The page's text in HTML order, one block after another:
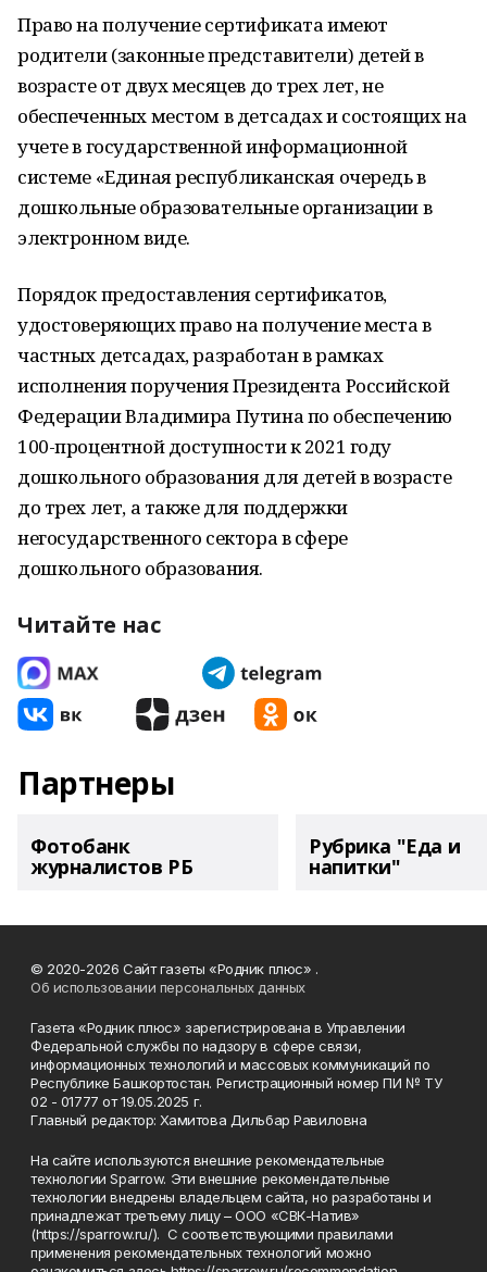
Право на получение сертификата имеют
родители (законные представители) детей в
возрасте от двух месяцев до трех лет, не
обеспеченных местом в детсадах и состоящих на
учете в государственной информационной
системе «Единая республиканская очередь в
дошкольные образовательные организации в
электронном виде.
Порядок предоставления сертификатов,
удостоверяющих право на получение места в
частных детсадах, разработан в рамках
исполнения поручения Президента Российской
Федерации Владимира Путина по обеспечению
100-процентной доступности к 2021 году
дошкольного образования для детей в возрасте
до трех лет, а также для поддержки
негосударственного сектора в сфере
дошкольного образования.
Читайте нас
Партнеры
Фотобанк
журналистов РБ
Рубрика "Еда и
напитки"
© 2020-2026 Сайт газеты «Родник плюс» .
Об использовании персональных данных
Газета «Родник плюс» зарегистрирована в Управлении
Федеральной службы по надзору в сфере связи,
информационных технологий и массовых коммуникаций по
Республике Башкортостан. Регистрационный номер ПИ № ТУ
02 - 01777 от 19.05.2025 г.
Главный редактор: Хамитова Дильбар Равиловна
На сайте используются внешние рекомендательные
технологии Sparrow. Эти внешние рекомендательные
технологии внедрены владельцем сайта, но разработаны и
принадлежат третьему лицу – ООО «СВК-Натив»
(https://sparrow.ru/). С соответствующими правилами
применения рекомендательных технологий можно